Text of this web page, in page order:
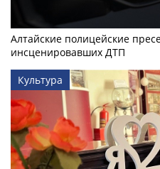
Алтайские полицейские
инсценировавших ДТП
Культура